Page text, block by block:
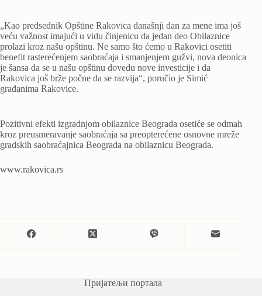
„Kao predsednik Opštine Rakovica današnji dan za mene ima još
veću važnost imajući u vidu činjenicu da jedan deo Obilaznice
prolazi kroz našu opštinu. Ne samo što ćemo u Rakovici osetiti
benefit rasterećenjem saobraćaja i smanjenjem gužvi, nova deonica
je šansa da se u našu opštinu dovedu nove investicije i da
Rakovica još brže počne da se razvija“, poručio je Simić
građanima Rakovice.
Pozitivni efekti izgradnjom obilaznice Beograda osetiće se odmah
kroz preusmeravanje saobraćaja sa preopterećene osnovne mreže
gradskih saobraćajnica Beograda na obilaznicu Beograda.
www.rakovica.rs
Пријатељи портала